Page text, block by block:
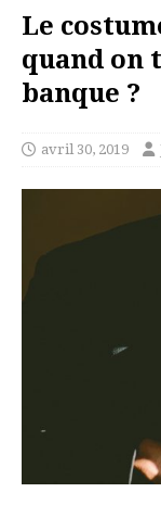
Le
quand on
banque ?
avril 30, 2019